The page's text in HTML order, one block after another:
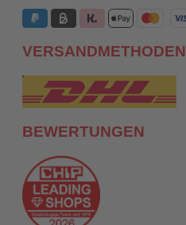
VERSANDMETHODEN
BEWERTUNGEN